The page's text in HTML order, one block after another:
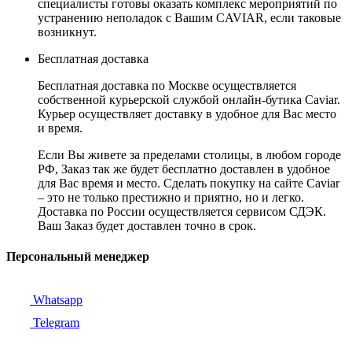
специалисты готовы оказать комплекс мероприятий по
устранению неполадок с Вашим CAVIAR, если таковые
возникнут.
Бесплатная доставка
Бесплатная доставка по Москве осуществляется
собственной курьерской службой онлайн-бутика Caviar.
Курьер осуществляет доставку в удобное для Вас место
и время.
Если Вы живете за пределами столицы, в любом городе
РФ, Заказ так же будет бесплатно доставлен в удобное
для Вас время и место. Сделать покупку на сайте Caviar
– это не только престижно и приятно, но и легко.
Доставка по России осуществляется сервисом СДЭК.
Ваш Заказ будет доставлен точно в срок.
Персональный менеджер
Whatsapp
Telegram